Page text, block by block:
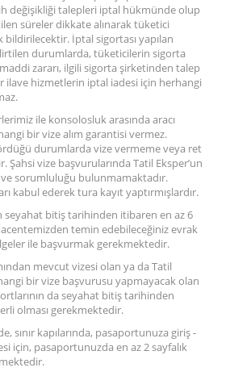
değişikliği talepleri iptal hükmünde olup
süreler dikkate alınarak tüketici
bildirilecektir. İptal sigortası yapılan
durumlarda, tüketicilerin sigorta
zararı, ilgili sigorta şirketinden talep
ilave hizmetlerin iptal iadesi için herhangi
ile konsolosluk arasında aracı
bir vize alım garantisi vermez.
durumlarda vize vermeme veya ret
Şahsi vize başvurularında Tatil Eksper’un
ve sorumluluğu bulunmamaktadır.
kabul ederek tura kayıt yaptırmışlardır.
seyahat bitiş tarihinden itibaren en az 6
temin edebileceğiniz evrak
ile başvurmak gerekmektedir.
mevcut vizesi olan ya da Tatil
bir vize başvurusu yapmayacak olan
da seyahat bitiş tarihinden
olması gerekmektedir.
sınır kapılarında, pasaportunuza giriş -
için, pasaportunuzda en az 2 sayfalık